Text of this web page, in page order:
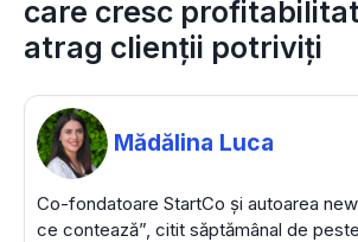
care cresc
atrag clienții potriviți
Mădălina Luca
Co-fondatoare StartCo și autoarea
ce contează”, citit săptămânal de